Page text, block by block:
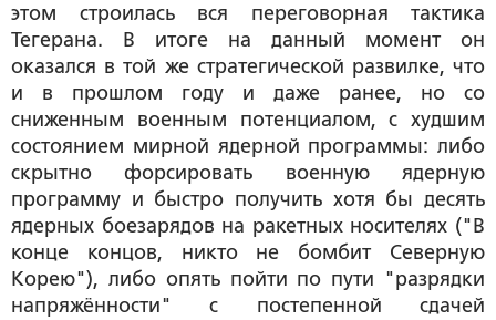
этом строилась вся переговорная тактика
Тегерана. В итоге на данный момент он
оказался в той же стратегической развилке, что
и в прошлом году и даже ранее, но со
сниженным военным потенциалом, с худшим
состоянием мирной ядерной программы: либо
скрытно форсировать военную ядерную
программу и быстро получить хотя бы десять
ядерных боезарядов на ракетных носителях ("В
конце концов, никто не бомбит Северную
Корею"), либо опять пойти по пути "разрядки
напряжённости" с постепенной сдачей